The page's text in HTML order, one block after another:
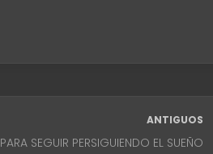
ANTIGUOS
PARA SEGUIR PERSIGUIENDO EL SUEÑO